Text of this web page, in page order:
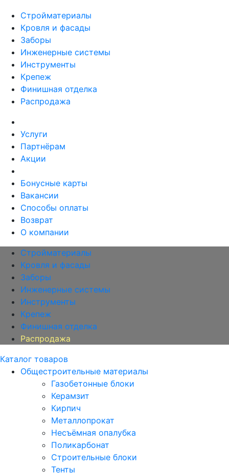
Стройматериалы
Кровля и фасады
Заборы
Инженерные системы
Инструменты
Крепеж
Финишная отделка
Распродажа
Услуги
Партнёрам
Акции
Бонусные карты
Вакансии
Способы оплаты
Возврат
О компании
Стройматериалы
Кровля и фасады
Заборы
Инженерные системы
Инструменты
Крепеж
Финишная отделка
Распродажа
Каталог товаров
Общестроительные материалы
Газобетонные блоки
Керамзит
Кирпич
Металлопрокат
Несъёмная опалубка
Поликарбонат
Строительные блоки
Тенты